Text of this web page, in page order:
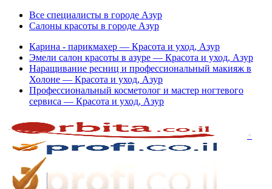
Все специалисты в городе Азур
Салоны красоты в городе Азур
Карина - парикмахер — Красота и уход, Азур
Эмели салон красоты в азуре — Красота и уход, Азур
Наращивание ресниц и профессиональный макияж в
Холоне — Красота и уход, Азур
Профессиональный косметолог и мастер ногтевого
сервиса — Красота и уход, Азур
+